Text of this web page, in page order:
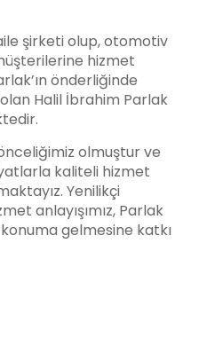
şirketi olup, otomotiv
hizmet
önderliğinde
Halil İbrahim Parlak
olmuştur ve
kaliteli hizmet
Yenilikçi
anlayışımız, Parlak
gelmesine katkı